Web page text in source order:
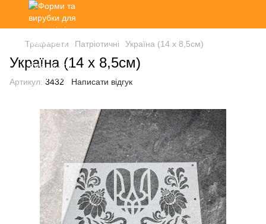
Трафарети Патріотичні Україна (14 х 8,5см)
Україна (14 х 8,5см)
Артикул: 3432 Написати відгук